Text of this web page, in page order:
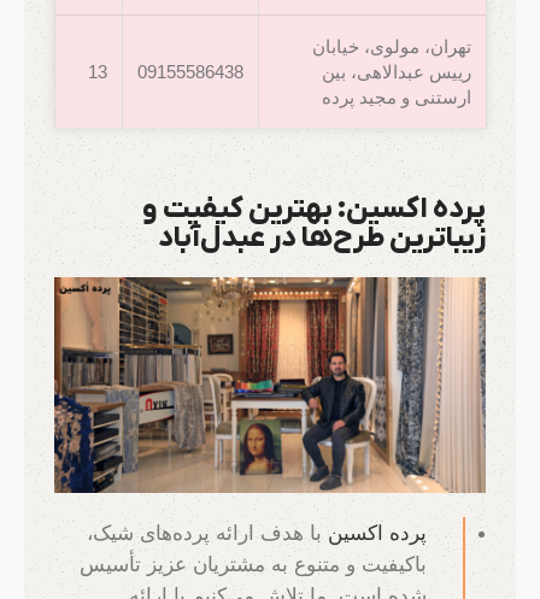
تهران، مولوی، خیابان
رییس عبدالاهی، بین
ارستنی و مجید پرده
09155586438
13
پرده اکسین: بهترین کیفیت و
زیباترین طرح‌ها در عبدل‌آباد
پرده اکسینبا هدف ارائه پرده‌های شیک،
باکیفیت و متنوع به مشتریان عزیز تأسیس